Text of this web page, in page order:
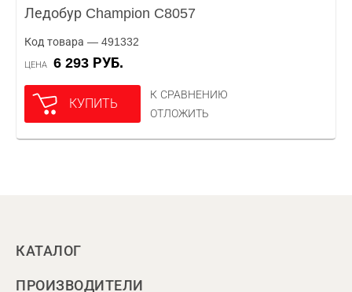
Ледобур Champion C8057
Код товара — 491332
ЦЕНА 6 293 РУБ.
КУПИТЬ
К СРАВНЕНИЮ
ОТЛОЖИТЬ
КАТАЛОГ
ПРОИЗВОДИТЕЛИ